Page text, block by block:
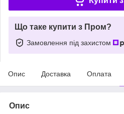
Що таке купити з Пром?
Замовлення під захистом
Опис Доставка Оплата
Опис